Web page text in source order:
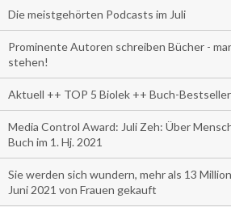
Die meistgehörten Podcasts im Juli
Prominente Autoren schreiben Bücher -
stehen!
Aktuell ++ TOP 5 Biolek ++ Buch-
Media Control Award: Juli Zeh: Über
Buch im 1. Hj. 2021
Sie werden sich wundern, mehr als 13
Juni 2021 von Frauen gekauft